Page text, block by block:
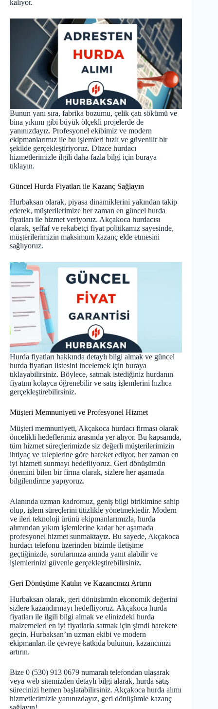
kalıyor.
Bunun yanı sıra, fabrika bozumu, çelik çatı sökümü ve
bina yıkımı gibi büyük ölçekli projelerde de
yanınızdayız. Profesyonel ekibimiz ve modern
ekipmanlarımız ile bu işlemleri hızlı ve güvenilir bir
şekilde gerçekleştiriyoruz. Düzce hurdacı
hizmetlerimizle ilgili daha fazla bilgi için buraya
tıklayın.
Güncel Hurda Fiyatları ile Kazanç Sağlayın
Hurbaksan olarak, piyasa dinamiklerini yakından takip
ederek, müşterilerimize her zaman en güncel hurda
fiyatları ile hizmet veriyoruz. Akçakoca hurdacısı
olarak, şeffaf ve rekabetçi fiyat politikamız sayesinde,
müşterilerimizin maksimum kazanç elde etmesini
sağlıyoruz.
Hurda fiyatları hakkında detaylı bilgi almak ve güncel
hurda fiyatları listesini incelemek için buraya
tıklayabilirsiniz. Böylece, satmak istediğiniz hurdanın
fiyatını kolayca öğrenebilir ve satış işlemlerini hızlıca
gerçekleştirebilirsiniz.
Müşteri Memnuniyeti ve Profesyonel Hizmet
Müşteri memnuniyeti, Akçakoca hurdacı firması olarak
öncelikli hedeflerimiz arasında yer alıyor. Bu kapsamda,
tüm hizmet süreçlerimizde siz değerli müşterilerimizin
ihtiyaç ve taleplerine göre hareket ediyor, her zaman en
iyi hizmeti sunmayı hedefliyoruz. Geri dönüşümün
önemini bilen bir firma olarak, sizlere her aşamada
bilgilendirme yapıyoruz.
Alanında uzman kadromuz, geniş bilgi birikimine sahip
olup, işlem süreçlerini titizlikle yönetmektedir. Modern
ve ileri teknoloji ürünü ekipmanlarımızla, hurda
alımından yıkım işlemlerine kadar her aşamada
profesyonel hizmet sunmaktayız. Bu sayede, Akçakoca
hurdacı telefonu üzerinden bizimle iletişime
geçtiğinizde, sorularınıza anında yanıt alabilir ve
işlemlerinizi güvenle gerçekleştirebilirsiniz.
Geri Dönüşüme Katılın ve Kazancınızı Artırın
Hurbaksan olarak, geri dönüşümün ekonomik değerini
sizlere kazandırmayı hedefliyoruz. Akçakoca hurda
fiyatları ile ilgili bilgi almak ve elinizdeki hurda
malzemeleri en iyi fiyatlarla satmak için şimdi harekete
geçin. Hurbaksan’ın uzman ekibi ve modern
ekipmanları ile çevreye katkıda bulunun, kazancınızı
artırın.
Bize 0 (530) 913 0679 numaralı telefondan ulaşarak
veya web sitemizden detaylı bilgi alarak, hurda satış
sürecinizi hemen başlatabilirsiniz. Akçakoca hurda alımı
hizmetlerimizle yanınızdayız, geri dönüşümle kazanç
sağlayın!